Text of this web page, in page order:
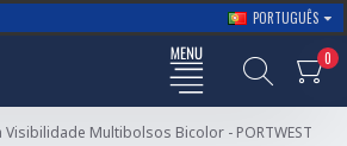
PORTUGUÊS
0
Visibilidade Multibolsos Bicolor - PORTWEST